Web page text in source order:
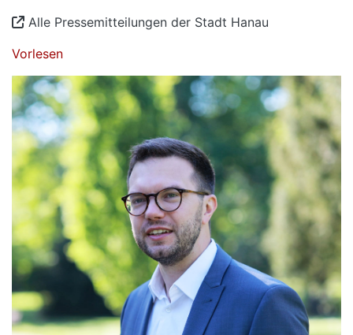
Vorlesen
Alle Pressemitteilungen der Stadt Hanau